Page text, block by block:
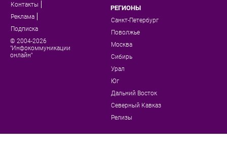
Контакты
Реклама
Подписка
© 2004-2026
"Инфокоммуникации
онлайн"
РЕГИОНЫ
Санкт-Петербург
Поволжье
Москва
Сибирь
Урал
Юг
Дальний Восток
Северный Кавказ
Релизы